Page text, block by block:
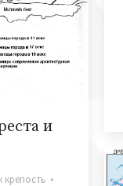
и
крепость